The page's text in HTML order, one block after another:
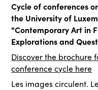
Cycle of conferences
the University of
"Contemporary Art in
Explorations and
Discover the brochure
conference cycle here
Les images circulent.